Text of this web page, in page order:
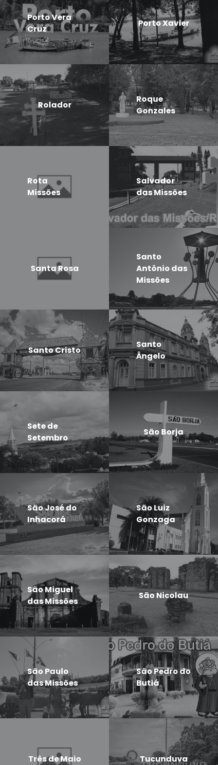
Porto Vera
Cruz
Porto Xavier
Rolador
Roque
Gonzales
Rota
Missões
Salvador
das Missões
Santa Rosa
Santo
Antônio das
Missões
Santo Cristo
Santo
Ângelo
Sete de
Setembro
São Borja
São José do
Inhacorá
São Luiz
Gonzaga
São Miguel
das Missões
São Nicolau
São Paulo
das Missões
São Pedro do
Butiá
Três de Maio Tucunduva